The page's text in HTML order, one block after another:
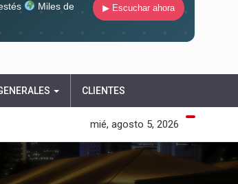
Miles de
▶ Escuchar ahora
CLIENTES
mié, agosto 5, 2026